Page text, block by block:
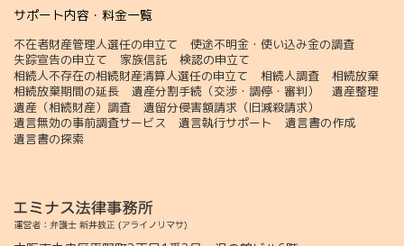
サポート内容・料金一覧
不在者財産管理人選任の申立て
使途不明金・使い込み金の調査
失踪宣告の申立て
家族信託
検認の申立て
相続人不存在の相続財産清算人選任の申立て
相続人調査
相続放棄
相続放棄期間の延長
遺産分割手続（交渉・調停・審判）
遺産整理
遺産（相続財産）調査
遺留分侵害額請求（旧減殺請求）
遺言無効の事前調査サービス
遺言執行サポート
遺言書の作成
遺言書の探索